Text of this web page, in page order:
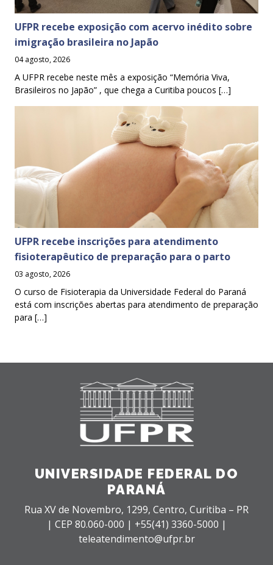
UFPR recebe exposição com acervo inédito sobre
imigração brasileira no Japão
04 agosto, 2026
A UFPR recebe neste mês a exposição “Memória Viva,
Brasileiros no Japão” , que chega a Curitiba poucos […]
UFPR recebe inscrições para atendimento
fisioterapêutico de preparação para o parto
03 agosto, 2026
O curso de Fisioterapia da Universidade Federal do Paraná
está com inscrições abertas para atendimento de preparação
para […]
UNIVERSIDADE FEDERAL DO
PARANÁ
Rua XV de Novembro, 1299, Centro, Curitiba – PR
| CEP 80.060-000 | +55(41) 3360-5000 |
teleatendimento@ufpr.br